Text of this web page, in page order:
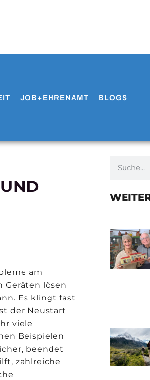
JOB+EHRENAMT BLOGS
am
Geräten lösen
Es klingt fast
der Neustart
viele
Beispielen
beendet
zahlreiche